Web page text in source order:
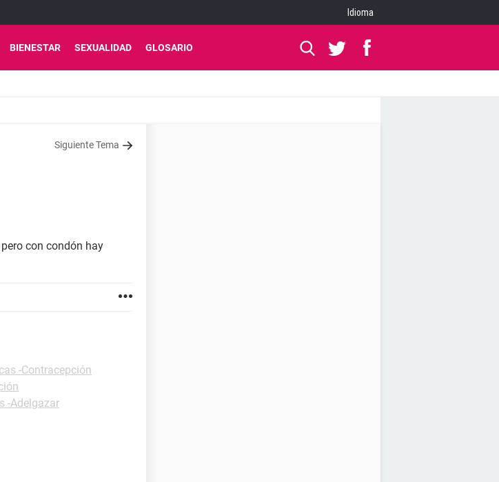
Idioma
BIENESTAR SEXUALIDAD GLOSARIO
Siguiente Tema
con condón hay
-Contracepción
-Adelgazar